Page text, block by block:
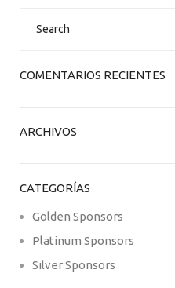
COMENTARIOS RECIENTES
ARCHIVOS
CATEGORÍAS
Golden Sponsors
Platinum Sponsors
Silver Sponsors